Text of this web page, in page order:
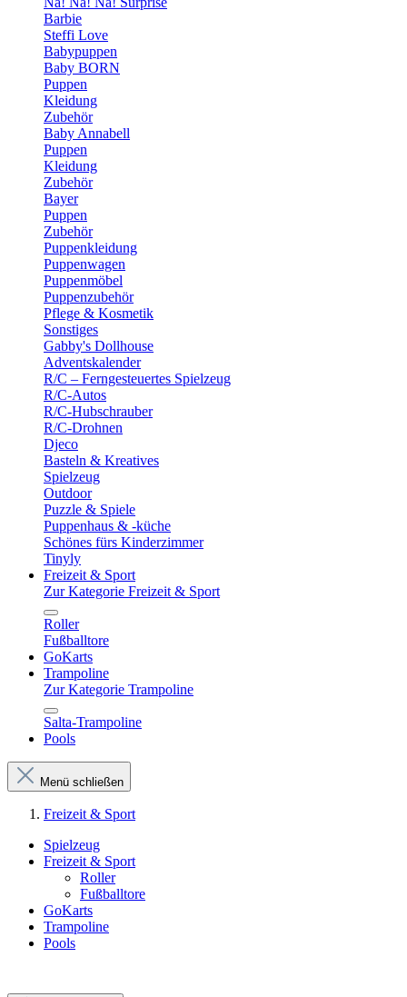
Barbie
Steffi Love
Babypuppen
Baby BORN
Puppen
Kleidung
Zubehör
Baby Annabell
Puppen
Kleidung
Zubehör
Bayer
Puppen
Zubehör
Puppenkleidung
Puppenwagen
Puppenmöbel
Puppenzubehör
Pflege & Kosmetik
Sonstiges
Gabby's Dollhouse
Adventskalender
R/C – Ferngesteuertes Spielzeug
R/C-Autos
R/C-Hubschrauber
R/C-Drohnen
Djeco
Basteln & Kreatives
Spielzeug
Outdoor
Puzzle & Spiele
Puppenhaus & -küche
Schönes fürs Kinderzimmer
Tinyly
Freizeit & Sport
Zur Kategorie Freizeit & Sport
Roller
Fußballtore
GoKarts
Trampoline
Zur Kategorie Trampoline
Salta-Trampoline
Pools
Menü schließen
Freizeit & Sport
Spielzeug
Freizeit & Sport
Roller
Fußballtore
GoKarts
Trampoline
Pools